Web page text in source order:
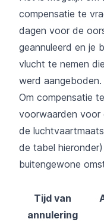
compensatie te
dagen voor de
geannuleerd en je
vlucht te nemen
werd aangeboden.
Om compensatie
voorwaarden voor
de
de tabel
buitengewone
Tijd van
annulering